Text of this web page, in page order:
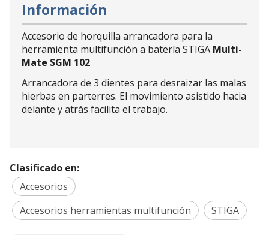
Información
Accesorio de horquilla arrancadora para la
herramienta multifunción a batería STIGA Multi-
Mate SGM 102
Arrancadora de 3 dientes para desraizar las malas
hierbas en parterres. El movimiento asistido hacia
delante y atrás facilita el trabajo.
Clasificado en:
Accesorios
Accesorios herramientas multifunción
STIGA